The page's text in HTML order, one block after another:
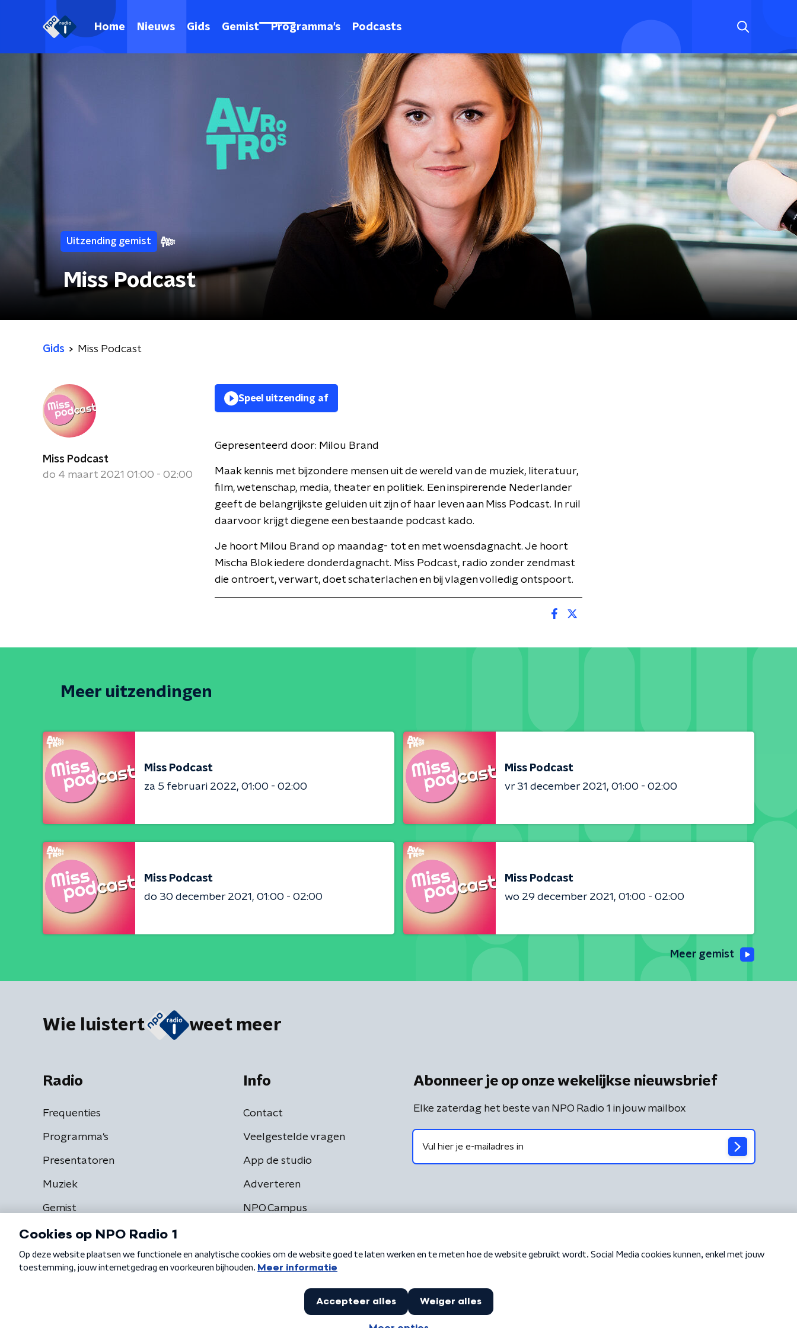
Home Nieuws Gids Gemist Programma's Podcasts
Uitzending gemist
Miss Podcast
Gids Miss Podcast
Miss Podcast
do 4 maart 2021 01:00 - 02:00
Speel uitzending af
Gepresenteerd door: Milou Brand
Maak kennis met bijzondere mensen uit de wereld van de muziek, literatuur,
film, wetenschap, media, theater en politiek. Een inspirerende Nederlander
geeft de belangrijkste geluiden uit zijn of haar leven aan Miss Podcast. In ruil
daarvoor krijgt diegene een bestaande podcast kado.
Je hoort Milou Brand op maandag- tot en met woensdagnacht. Je hoort
Mischa Blok iedere donderdagnacht. Miss Podcast, radio zonder zendmast
die ontroert, verwart, doet schaterlachen en bij vlagen volledig ontspoort.
Meer uitzendingen
Miss Podcast
za 5 februari 2022 01:00 - 02:00
Miss Podcast
vr 31 december 2021
01:00 - 02:00
Miss Podcast
do 30 december 2021
01:00 - 02:00
Miss Podcast
wo 29 december 2021
01:00 - 02:00
Meer gemist
Wie luistert weet meer
Radio
Frequenties
Programma's
Presentatoren
Muziek
Gemist
Info
Contact
Veelgestelde vragen
App de studio
Adverteren
NPO Campus
Abonneer je op onze wekelijkse nieuwsbrief
Elke zaterdag het beste van NPO Radio 1 in jouw mailbox
Algemene voorwaarden Privacybeleid